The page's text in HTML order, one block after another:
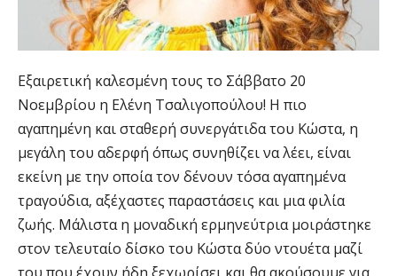
Εξαιρετική καλεσμένη τους το Σάββατο 20
Νοεμβρίου η Ελένη Τσαλιγοπούλου! Η πιο
αγαπημένη και σταθερή συνεργάτιδα του Κώστα, η
μεγάλη του αδερφή όπως συνηθίζει να λέει, είναι
εκείνη με την οποία τον δένουν τόσα αγαπημένα
τραγούδια, αξέχαστες παραστάσεις και μια φιλία
ζωής. Μάλιστα η μοναδική ερμηνεύτρια μοιράστηκε
στον τελευταίο δίσκο του Κώστα δύο ντουέτα μαζί